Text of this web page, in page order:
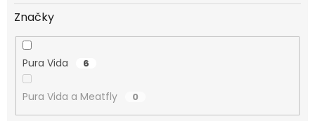
Značky
Pura Vida 6
Pura Vida a Meatfly 0